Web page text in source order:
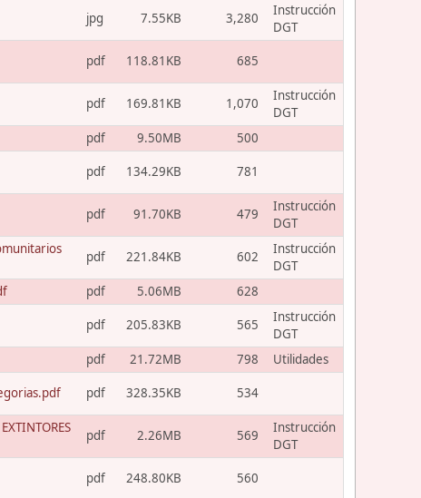
jpg 7.55KB 3,280
Instrucción
DGT
pdf 118.81KB 685
pdf 169.81KB 1,070
Instrucción
DGT
pdf 9.50MB
500
pdf 134.29KB 781
pdf 91.70KB 479
Instrucción
DGT
pdf 221.84KB 602
Instrucción
DGT
pdf 5.06MB 628
pdf 205.83KB 565
Instrucción
DGT
pdf 21.72MB 798
Utilidades
pdf 328.35KB 534
pdf 2.26MB 569
Instrucción
DGT
pdf 248.80KB 560